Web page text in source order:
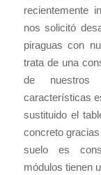
recientemente
nos solicitó
piraguas con
trata de una
de nuestros
características
sustituido el
concreto
suelo es
módulos tienen